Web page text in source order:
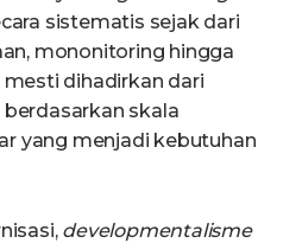
sistematis sejak dari
mononitoring hingga
dihadirkan dari
skala
yang menjadi kebutuhan
developmentalisme